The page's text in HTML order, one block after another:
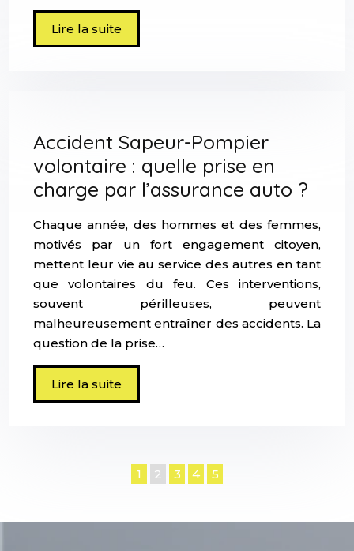
Lire la suite
Accident Sapeur-Pompier
volontaire : quelle prise en
charge par l’assurance auto ?
Chaque année, des hommes et des femmes,
motivés par un fort engagement citoyen,
mettent leur vie au service des autres en tant
que volontaires du feu. Ces interventions,
souvent périlleuses, peuvent
malheureusement entraîner des accidents. La
question de la prise…
Lire la suite
1 2 3 4 5